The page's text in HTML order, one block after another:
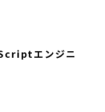
エンジニ